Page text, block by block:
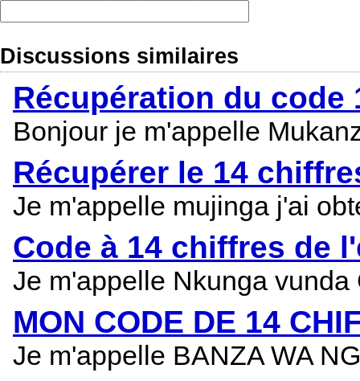
Discussions similaires
Récupération du code
Bonjour je m'appelle
Récupérer le 14
Je m'appelle mujinga j'ai
Code à 14 chiffres de
Je m'appelle Nkunga
MON CODE DE 14
Je m'appelle BANZA WA